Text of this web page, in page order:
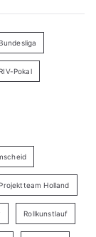
Pokal
Holland
Rollkunstlauf